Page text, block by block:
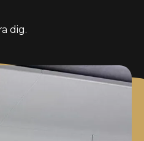
dig.